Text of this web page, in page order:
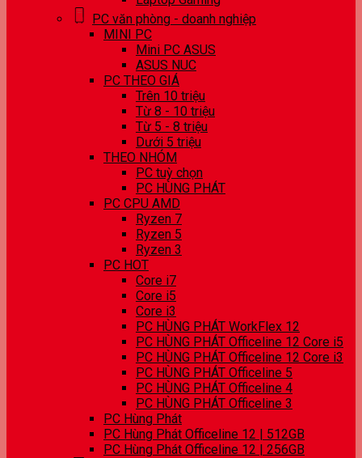
PC văn phòng - doanh nghiệp
MINI PC
Mini PC ASUS
ASUS NUC
PC THEO GIÁ
Trên 10 triệu
Từ 8 - 10 triệu
Từ 5 - 8 triệu
Dưới 5 triệu
THEO NHÓM
PC tuỳ chọn
PC HÙNG PHÁT
PC CPU AMD
Ryzen 7
Ryzen 5
Ryzen 3
PC HOT
Core i7
Core i5
Core i3
PC HÙNG PHÁT WorkFlex 12
PC HÙNG PHÁT Officeline 12 Core i5
PC HÙNG PHÁT Officeline 12 Core i3
PC HÙNG PHÁT Officeline 5
PC HÙNG PHÁT Officeline 4
PC HÙNG PHÁT Officeline 3
PC Hùng Phát
PC Hùng Phát Officeline 12 | 512GB
PC Hùng Phát Officeline 12 | 256GB